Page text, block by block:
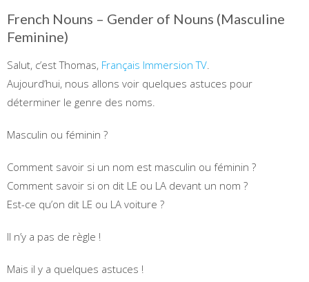
French Nouns – Gender of Nouns (Masculine
Feminine)
Salut, c’est Thomas, Français Immersion TV.
Aujourd’hui, nous allons voir quelques astuces pour
déterminer le genre des noms.
Masculin ou féminin ?
Comment savoir si un nom est masculin ou féminin ?
Comment savoir si on dit LE ou LA devant un nom ?
Est-ce qu’on dit LE ou LA voiture ?
Il n’y a pas de règle !
Mais il y a quelques astuces !